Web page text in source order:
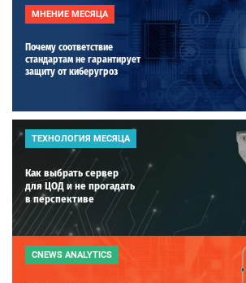
МНЕНИЕ МЕСЯЦА
Почему соответствие
стандартам не гарантирует
защиту от киберугроз
ТЕХНОЛОГИЯ МЕСЯЦА
Как выбрать сервер
для ЦОД и не прогадать
в перспективе
CNEWS ANALYTICS